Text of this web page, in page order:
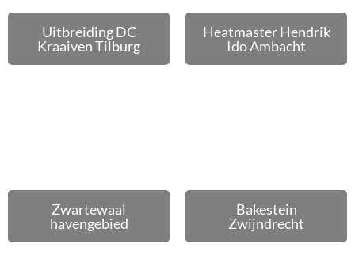
Uitbreiding DC
Kraaiven Tilburg
Heatmaster Hendrik
Ido Ambacht
Zwartewaal
havengebied
Bakestein
Zwijndrecht